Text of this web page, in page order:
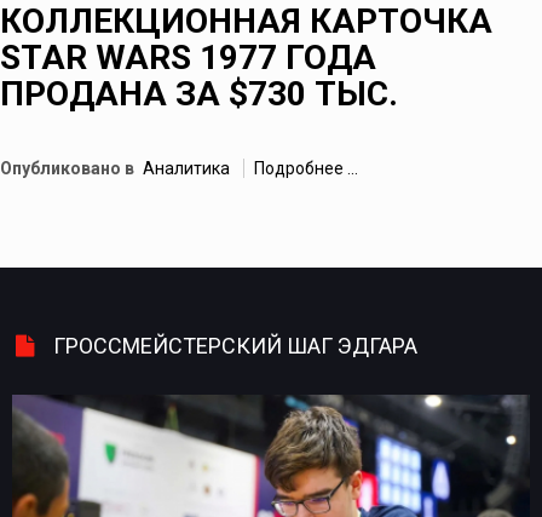
КОЛЛЕКЦИОННАЯ КАРТОЧКА
STAR WARS 1977 ГОДА
ПРОДАНА ЗА $730 ТЫС.
Опубликовано в Аналитика Подробнее ...
ГРОССМЕЙСТЕРСКИЙ ШАГ ЭДГАРА